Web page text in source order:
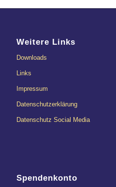
Weitere Links
Downloads
Links
Impressum
Datenschutzerklärung
Datenschutz Social Media
Spendenkonto